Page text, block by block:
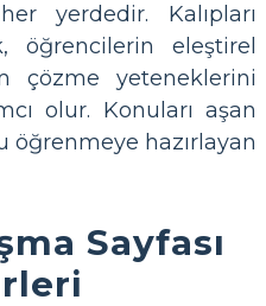
yerdedir. Kalıpları
öğrencilerin eleştirel
çözme yeteneklerini
olur. Konuları aşan
öğrenmeye hazırlayan
Sayfası